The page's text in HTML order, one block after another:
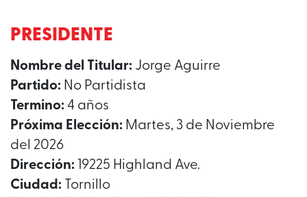
PRESIDENTE
Nombre del Titular: Jorge Aguirre
Partido: No Partidista
Termino: 4 años
Próxima Elección: Martes, 3 de Noviembre
del 2026
Dirección: 19225 Highland Ave.
Ciudad: Tornillo